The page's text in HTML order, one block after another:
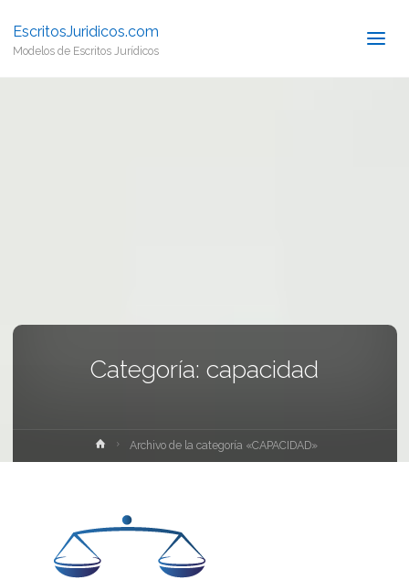
EscritosJuridicos.com
Modelos de Escritos Jurídicos
Categoría: capacidad
InicioArchivo de la categoría «CAPACIDAD»